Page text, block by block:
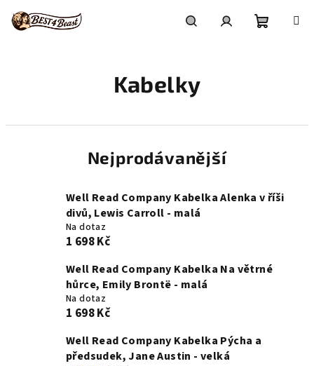
obsah
Kabelky
Nejprodávanější
Well Read Company Kabelka Alenka v říši
divů, Lewis Carroll - malá
Na dotaz
1 698 Kč
Well Read Company Kabelka Na větrné
hůrce, Emily Brontë - malá
Na dotaz
1 698 Kč
Well Read Company Kabelka Pýcha a
předsudek, Jane Austin - velká